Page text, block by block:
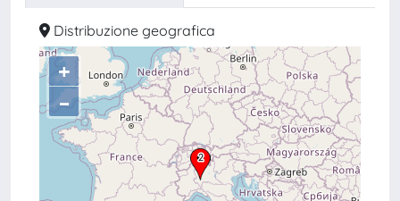
Distribuzione geografica
+
–